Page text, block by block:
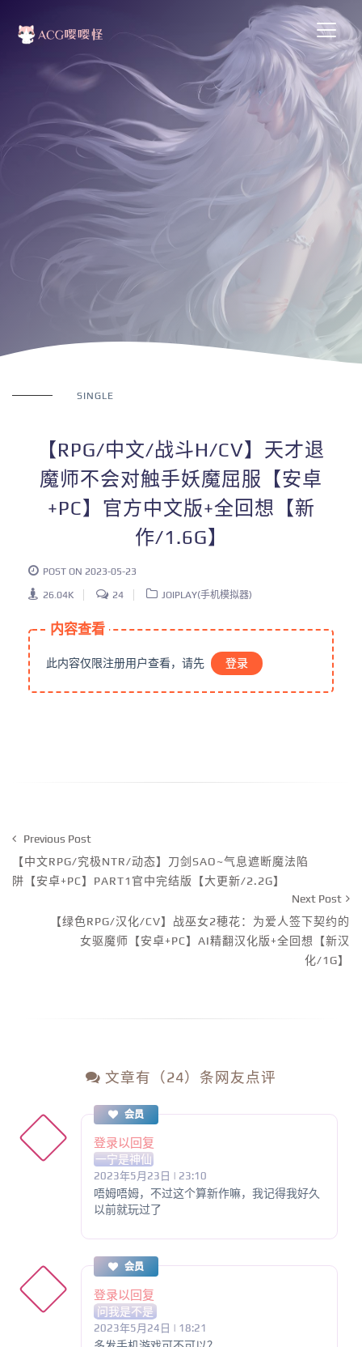
SINGLE
【RPG/中文/战斗H/CV】天才退
魔师不会对触手妖魔屈服【安卓
+PC】官方中文版+全回想【新
作/1.6G】
POST ON 2023-05-23
26.04K 24 JOIPLAY(手机模拟器)
内容查看
此内容仅限注册用户查看，请先 登录
Previous Post
【中文RPG/究极NTR/动态】刀剑SAO~气息遮断魔法陷
阱【安卓+PC】PART1官中完结版【大更新/2.2G】
Next Post
【绿色RPG/汉化/CV】战巫女2穂花：为爱人签下契约的
女驱魔师【安卓+PC】AI精翻汉化版+全回想【新汉
化/1G】
文章有（24）条网友点评
会员
登录以回复
一宁是神仙
2023年5月23日 | 23:10
唔姆唔姆，不过这个算新作嘛，我记得我好久
以前就玩过了
会员
登录以回复
问我是不是
2023年5月24日 | 18:21